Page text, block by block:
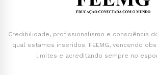
Credibilidade, profissionalismo e consciência
qual estamos inseridos. FEEMG, vencendo
limites e acreditando sempre no